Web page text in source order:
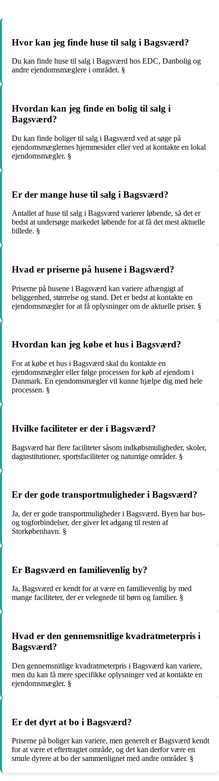
Hvor kan jeg finde huse til salg i Bagsværd?
Du kan finde huse til salg i Bagsværd hos EDC, Danbolig og
andre ejendomsmæglere i området. §
Hvordan kan jeg finde en bolig til salg i
Bagsværd?
Du kan finde boliger til salg i Bagsværd ved at søge på
ejendomsmæglernes hjemmesider eller ved at kontakte en lokal
ejendomsmægler. §
Er der mange huse til salg i Bagsværd?
Antallet af huse til salg i Bagsværd varierer løbende, så det er
bedst at undersøge markedet løbende for at få det mest aktuelle
billede. §
Hvad er priserne på husene i Bagsværd?
Priserne på husene i Bagsværd kan variere afhængigt af
beliggenhed, størrelse og stand. Det er bedst at kontakte en
ejendomsmægler for at få oplysninger om de aktuelle priser. §
Hvordan kan jeg købe et hus i Bagsværd?
For at købe et hus i Bagsværd skal du kontakte en
ejendomsmægler eller følge processen for køb af ejendom i
Danmark. En ejendomsmægler vil kunne hjælpe dig med hele
processen. §
Hvilke faciliteter er der i Bagsværd?
Bagsværd har flere faciliteter såsom indkøbsmuligheder, skoler,
daginstitutioner, sportsfaciliteter og naturrige områder. §
Er der gode transportmuligheder i Bagsværd?
Ja, der er gode transportmuligheder i Bagsværd. Byen har bus-
og togforbindelser, der giver let adgang til resten af
Storkøbenhavn. §
Er Bagsværd en familievenlig by?
Ja, Bagsværd er kendt for at være en familievenlig by med
mange faciliteter, der er velegnede til børn og familier. §
Hvad er den gennemsnitlige kvadratmeterpris i
Bagsværd?
Den gennemsnitlige kvadratmeterpris i Bagsværd kan variere,
men du kan få mere specifikke oplysninger ved at kontakte en
ejendomsmægler. §
Er det dyrt at bo i Bagsværd?
Priserne på boliger kan variere, men generelt er Bagsværd kendt
for at være et eftertragtet område, og det kan derfor være en
smule dyrere at bo der sammenlignet med andre områder. §